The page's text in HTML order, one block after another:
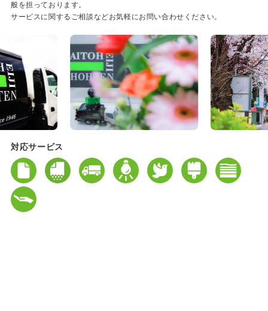
般を担っております。
サービスに関するご相談などお気軽にお問い合わせください。
対応サービス